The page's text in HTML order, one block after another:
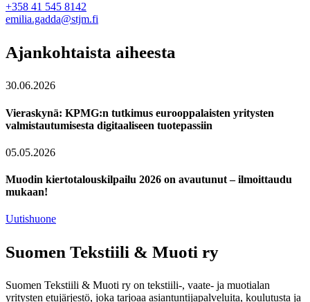
+358 41 545 8142
emilia.gadda@stjm.fi
Ajankohtaista aiheesta
30.06.2026
Vieraskynä: KPMG:n tutkimus eurooppalaisten yritysten
valmistautumisesta digitaaliseen tuotepassiin
05.05.2026
Muodin kiertotalouskilpailu 2026 on avautunut – ilmoittaudu
mukaan!
Uutishuone
Suomen Tekstiili & Muoti ry
Suomen Tekstiili & Muoti ry on tekstiili-, vaate- ja muotialan
yritysten etujärjestö, joka tarjoaa asiantuntijapalveluita, koulutusta ja